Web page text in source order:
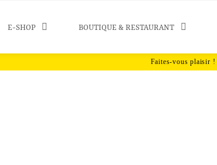
E-SHOP BOUTIQUE & RESTAURANT